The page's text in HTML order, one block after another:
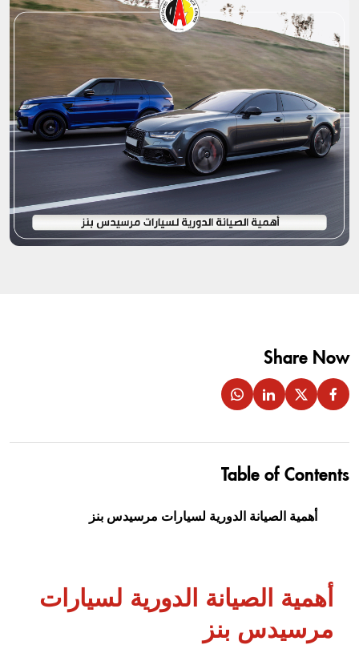
Share Now
Table of Contents
أهمية الصيانة الدورية لسيارات مرسيدس بنز
أهمية الصيانة الدورية لسيارات
مرسيدس بنز